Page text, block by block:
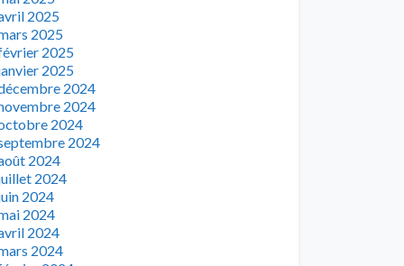
2025
2025
2025
2025
2024
2024
2024
2024
2024
2024
2024
2024
2024
2024